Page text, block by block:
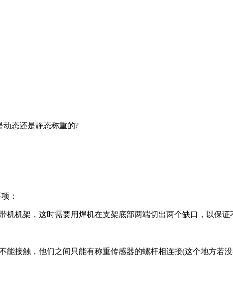
动态还是静态称重的?
：
架，这时需要用焊机在支架底部两端切出两个缺口，以保证
接触，他们之间只能有称重传感器的螺杆相连接(这个地方若